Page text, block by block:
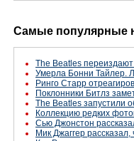
Самые популярные
The Beatles
Умерла Бонни Тайлер.
Ринго Старр
Поклонники Битлз
The Beatles запустили
Коллекцию редких
Сью Джонстон
Мик Джаггер